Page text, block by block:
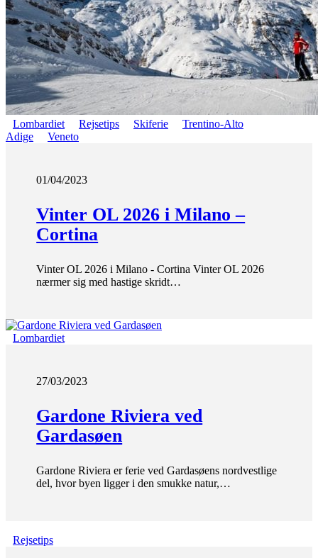
Lombardiet Rejsetips Skiferie
Trentino-Alto
Adige
Veneto
01/04/2023
Vinter OL 2026 i Milano –
Cortina
Vinter OL 2026 i Milano - Cortina Vinter OL 2026
nærmer sig med hastige skridt…
Lombardiet
27/03/2023
Gardone Riviera ved
Gardasøen
Gardone Riviera er ferie ved Gardasøens nordvestlige
del, hvor byen ligger i den smukke natur,…
Rejsetips